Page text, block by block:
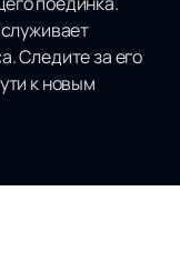
Следите за его
к новым